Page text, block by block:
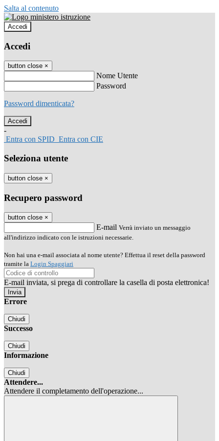
Salta al contenuto
Accedi
Accedi
button close ×
Nome Utente
Password
Password dimenticata?
-
Entra con SPID Entra con CIE
Seleziona utente
button close ×
Recupero password
button close ×
E-mail Verrà inviato un messaggio
all'indirizzo indicato con le istruzioni necessarie.
Non hai una e-mail associata al nome utente? Effettua il reset della password
tramite la Login Spaggiari
E-mail inviata, si prega di controllare la casella di posta elettronica!
Errore
Chiudi
Successo
Chiudi
Informazione
Chiudi
Attendere...
Attendere il completamento dell'operazione...